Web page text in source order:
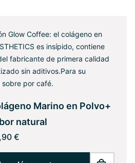
Glow Coffee: el colágeno en
es insípido, contiene
fabricante de primera calidad
sin aditivos.Para su
por café.
Marino en Polvo+
natural
€